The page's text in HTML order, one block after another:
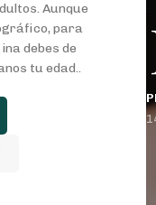
Aunque
para
debes de
tu edad..
Clit
KITS
25 Productos